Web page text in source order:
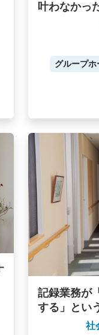
叶わなかっ
グループホ
記録業務が
する」とい
社